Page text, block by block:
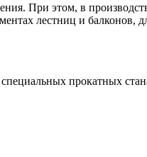
При этом, в
лестниц и балконов,
прокатных